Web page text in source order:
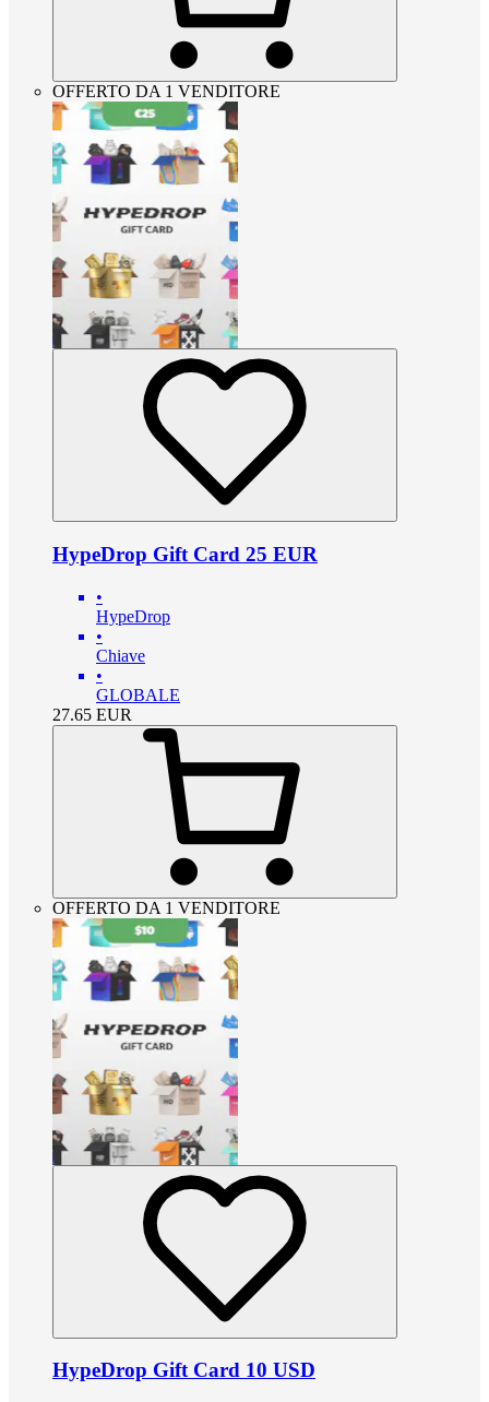
OFFERTO DA 1 VENDITORE
HypeDrop Gift Card 25 EUR
•
HypeDrop
•
Chiave
•
GLOBALE
27.65 EUR
OFFERTO DA 1 VENDITORE
HypeDrop Gift Card 10 USD